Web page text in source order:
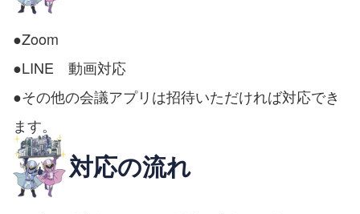
●Zoom
●LINE 動画対応
●その他の会議アプリは招待いただければ対応でき
ます。
対応の流れ